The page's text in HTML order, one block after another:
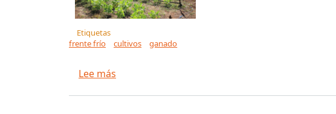
Etiquetas
frente frío
cultivos ganado
Lee más